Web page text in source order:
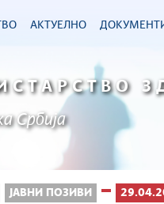
АКТУЕЛНО
Србија
ЈАВНИ ПОЗИВИ